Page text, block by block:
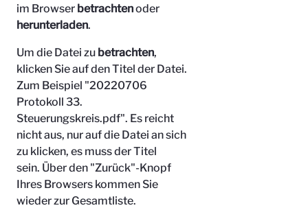
im Browser betrachtenoder
herunterladen.
Um die Datei zu betrachten,
klicken Sie auf den Titel der Datei.
Zum Beispiel "20220706
Protokoll 33.
Steuerungskreis.pdf". Es reicht
nicht aus, nur auf die Datei an sich
zu klicken, es muss der Titel
sein. Über den "Zurück"-Knopf
Ihres Browsers kommen Sie
wieder zur Gesamtliste.